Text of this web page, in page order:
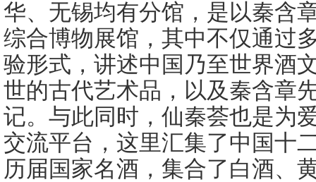
华、无锡均有分馆，是以秦含
综合博物展馆，其中不仅通过
验形式，讲述中国乃至世界酒
世的古代艺术品，以及秦含章
记。与此同时，仙秦荟也是为
交流平台，这里汇集了中国十
历届国家名酒，集合了白酒、